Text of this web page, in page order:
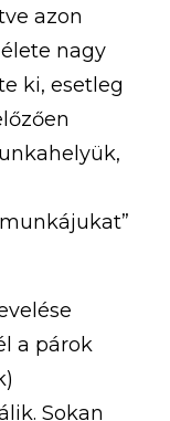
azon
nagy
ki, esetleg
a párok
Sokan